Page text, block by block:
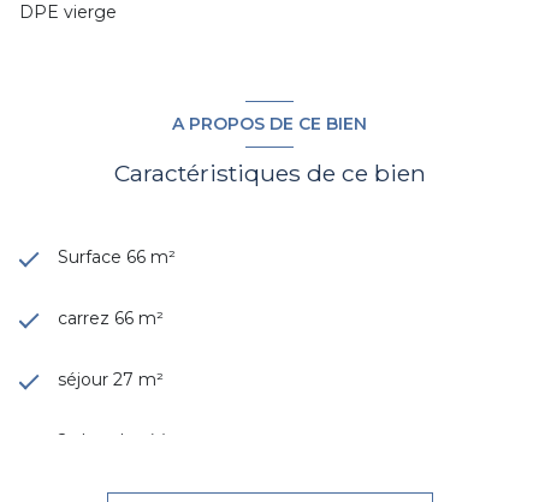
DPE vierge
A PROPOS DE CE BIEN
Caractéristiques de ce bien
Surface 66 m²
carrez 66 m²
séjour 27 m²
2 chambre(s)